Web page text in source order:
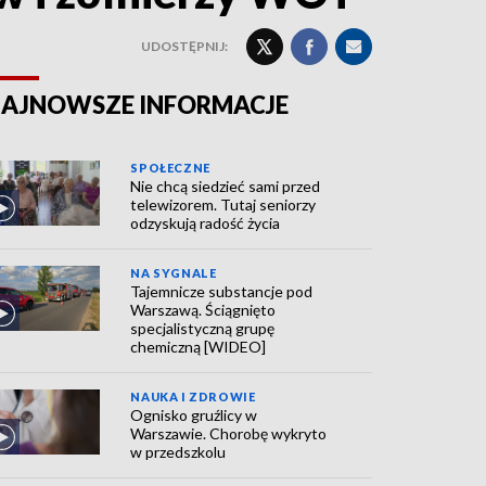
UDOSTĘPNIJ:
INFORMACJE
SPOŁECZNE
Nie chcą siedzieć sami przed
telewizorem. Tutaj seniorzy
odzyskują radość życia
NA SYGNALE
Tajemnicze substancje pod
Warszawą. Ściągnięto
specjalistyczną grupę
chemiczną [WIDEO]
NAUKA I ZDROWIE
Ognisko gruźlicy w
Warszawie. Chorobę wykryto
w przedszkolu